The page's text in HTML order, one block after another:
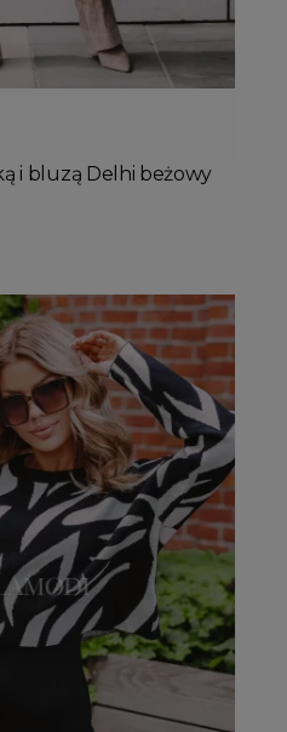
koszyka
i bluzą Delhi beżowy